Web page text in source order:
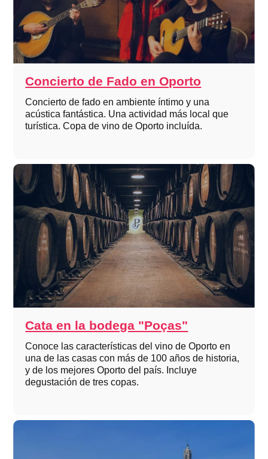
Concierto de Fado en Oporto
Concierto de fado en ambiente íntimo y una
acústica fantástica. Una actividad más local que
turística. Copa de vino de Oporto incluída.
Cata en la bodega "Poças"
Conoce las características del vino de Oporto en
una de las casas con más de 100 años de historia,
y de los mejores Oporto del país. Incluye
degustación de tres copas.